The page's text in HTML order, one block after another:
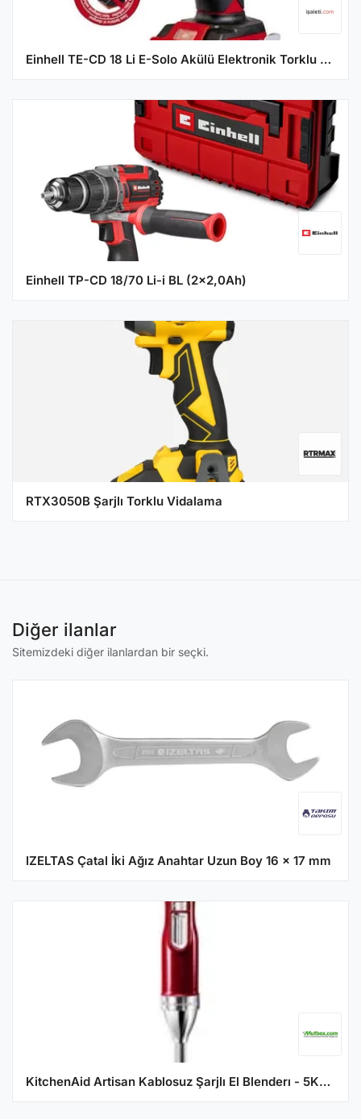
Einhell TE-CD 18 Li E-Solo Akülü Elektronik Torklu Vidalama
Einhell TP-CD 18/70 Li-i BL (2x2,0Ah)
RTX3050B Şarjlı Torklu Vidalama
Diğer ilanlar
Sitemizdeki diğer ilanlardan bir seçki.
IZELTAS Çatal İki Ağız Anahtar Uzun Boy 16 x 17 mm
KitchenAid Artisan Kablosuz Şarjlı El Blenderı - 5KHB3581ECA